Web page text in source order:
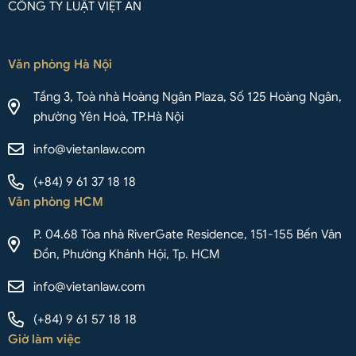
CÔNG TY LUẬT VIỆT AN
Văn phòng Hà Nội
Tầng 3, Toà nhà Hoàng Ngân Plaza, Số 125 Hoàng Ngân,
phường Yên Hoà, TP.Hà Nội
info@vietanlaw.com
(+84) 9 61 37 18 18
Văn phòng HCM
P. 04.68 Tòa nhà RiverGate Residence, 151-155 Bến Vân
Đồn, Phường Khánh Hội, Tp. HCM
info@vietanlaw.com
(+84) 9 61 57 18 18
Giờ làm việc